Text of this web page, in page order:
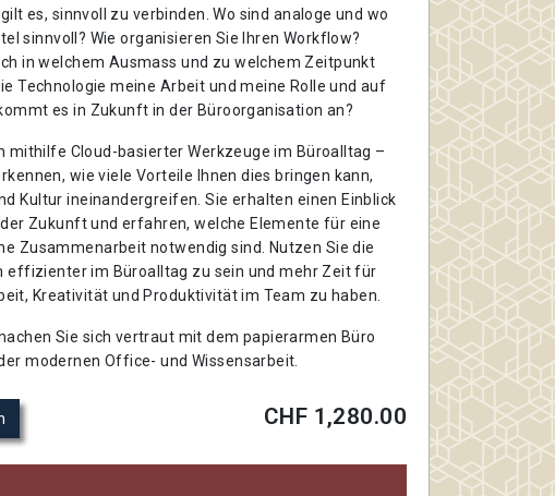
es, sinnvoll zu verbinden. Wo sind analoge und wo
sinnvoll? Wie organisieren Sie Ihren Workflow?
in welchem Ausmass und zu welchem Zeitpunkt
Technologie meine Arbeit und meine Rolle und auf
es in Zukunft in der Büroorganisation an?
mithilfe Cloud-basierter Werkzeuge im Büroalltag –
wie viele Vorteile Ihnen dies bringen kann,
Kultur ineinandergreifen. Sie erhalten einen Einblick
Zukunft und erfahren, welche Elemente für eine
Zusammenarbeit notwendig sind. Nutzen Sie die
effizienter im Büroalltag zu sein und mehr Zeit für
Kreativität und Produktivität im Team zu haben.
Sie sich vertraut mit dem papierarmen Büro
modernen Office- und Wissensarbeit.
CHF 1,280.00